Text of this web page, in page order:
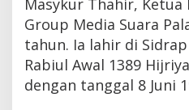
Group Media Suara
tahun. Ia lahir di
Rabiul Awal 1389
dengan tanggal 8 Juni